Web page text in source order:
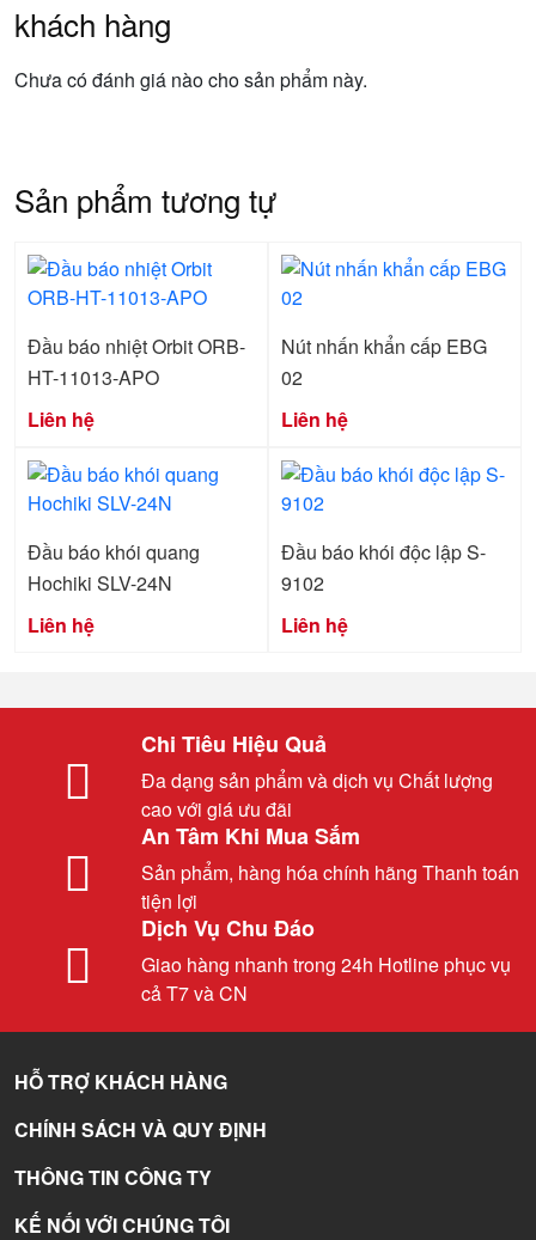
khách hàng
Chưa có đánh giá nào cho sản phẩm này.
Sản phẩm tương tự
Đầu báo nhiệt Orbit ORB-
HT-11013-APO
Liên hệ
Nút nhấn khẩn cấp EBG
02
Liên hệ
Đầu báo khói quang
Hochiki SLV-24N
Liên hệ
Đầu báo khói độc lập S-
9102
Liên hệ
Chi Tiêu Hiệu Quả
Đa dạng sản phẩm và dịch vụ Chất lượng
cao với giá ưu đãi
An Tâm Khi Mua Sắm
Sản phẩm, hàng hóa chính hãng Thanh toán
tiện lợi
Dịch Vụ Chu Đáo
Giao hàng nhanh trong 24h Hotline phục vụ
cả T7 và CN
HỖ TRỢ KHÁCH HÀNG
CHÍNH SÁCH VÀ QUY ĐỊNH
THÔNG TIN CÔNG TY
KẾ NỐI VỚI CHÚNG TÔI